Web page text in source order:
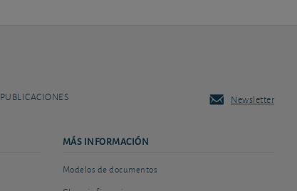
PUBLICACIONES Newsletter
MÁS INFORMACIÓN
Modelos de documentos